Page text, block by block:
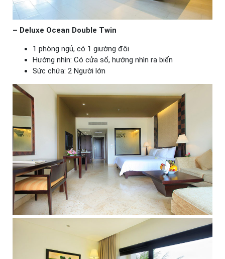
– Deluxe Ocean Double Twin
1 phòng ngủ, có 1 giường đôi
Hướng nhìn: Có cửa sổ, hướng nhìn ra biển
Sức chứa: 2 Người lớn